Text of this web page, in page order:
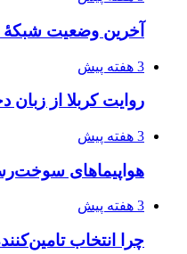
آخرین وضعیت
3 هفته پیش
روایت کربلا از
3 هفته پیش
هواپیماهای
3 هفته پیش
چرا انتخاب